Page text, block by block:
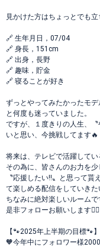
見かけた方はちょっとでも
🔗 生年月日，07/04
🔗 身長，151cm
🔗 出身，長野
🔗 趣味，貯金‪‪
🔗 寝ることが好き
ずっとやってみたかったモ
と何度も迷っていました。
ですが、１度きりの人生、
いと思い、今挑戦してます🔥
将来は、テレビで活躍して
その為に、皆さんのお力を
〝応援したい!!〟と思って
て楽しめる配信をしていき
ちなみに絶対楽しいルームで
是非フォローお願いします🙂‍↕️
【🐾2025年上半期の目標🐾】
🧡今年中にフォロワー様